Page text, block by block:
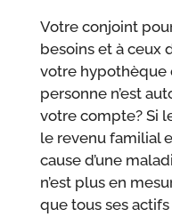
Votre conjoint
besoins et à ceux
votre hypothèque
personne n’est
votre compte? Si
le revenu familial
cause d’une
n’est plus en
que tous ses